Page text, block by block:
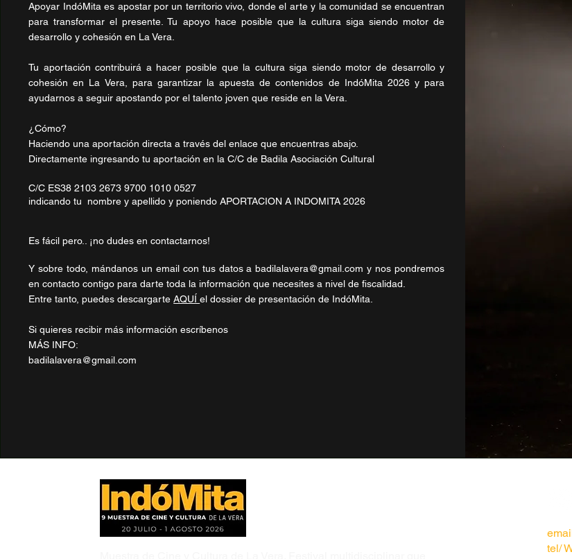
Apoyar IndóMita es apostar por un territorio vivo, donde el arte y la comunidad se encuentran
para transformar el presente. Tu apoyo hace posible que la cultura siga siendo motor de
desarrollo y cohesión en La Vera.
Tu aportación ​contribuirá a hacer posible que la cultura siga siendo motor de desarrollo y
cohesión en La Vera, para garantizar la apuesta de contenidos de IndóMita 2026 y para
ayudarnos a seguir apostando por el talento joven que reside en la Vera.
¿Cómo?
​Haciendo una aportación directa a través del enlace que encuentras abajo.
Directamente ingresando tu aportación en la C/C de Badila Asociación Cultural
C/C ES38 2103 2673 9700 1010 0527
indicando tu nombre y apellido y poniendo APORTACION A INDOMITA 2026
Es fácil pero.. ¡no dudes en contactarnos!
Y sobre todo, mándanos un email con tus datos abadilalavera@gmail.com y nos pondremos
en contacto contigo para darte toda la información que necesites a nivel de fiscalidad.
Entre tanto, puedes descargarteAQUÍel dossier de presentación de IndóMita.
Si quieres recibir más información escríbenos
​MÁS INFO:
badilalavera@gmail.com
tel/